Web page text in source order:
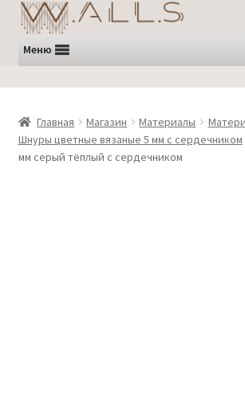
Перейти
к
навигации
Перейти
к
содержимому
Меню
Главная Магазин Материалы
Шнуры цветные вязаные 5 мм с сердечником
мм серый тёплый с сердечником